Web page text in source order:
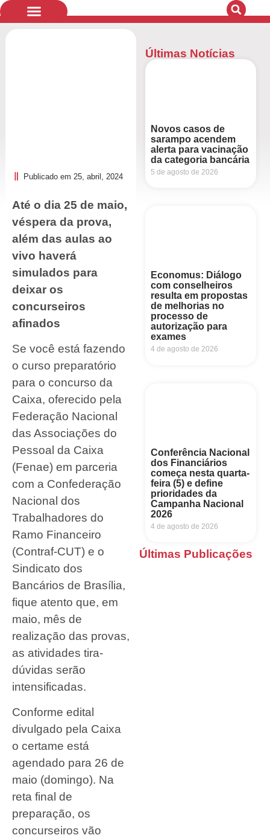
Publicado em 25, abril, 2024
Até o dia 25 de maio,
véspera da prova,
além das aulas ao
vivo haverá
simulados para
deixar os
concurseiros
afinados
Se você está fazendo
o curso preparatório
para o concurso da
Caixa, oferecido pela
Federação Nacional
das Associações do
Pessoal da Caixa
(Fenae) em parceria
com a Confederação
Nacional dos
Trabalhadores do
Ramo Financeiro
(Contraf-CUT) e o
Sindicato dos
Bancários de Brasília,
fique atento que, em
maio, mês de
realização das provas,
as atividades tira-
dúvidas serão
intensificadas.
Conforme edital
divulgado pela Caixa
o certame está
agendado para 26 de
maio (domingo). Na
reta final de
preparação, os
concurseiros vão
Últimas Notícias
Novos casos de
sarampo acendem
alerta para vacinação
da categoria bancária
5 de agosto de 2026
Economus: Diálogo
com conselheiros
resulta em propostas
de melhorias no
processo de
autorização para
exames
4 de agosto de 2026
Conferência Nacional
dos Financiários
começa nesta quarta-
feira (5) e define
prioridades da
Campanha Nacional
2026
4 de agosto de 2026
Últimas Publicações